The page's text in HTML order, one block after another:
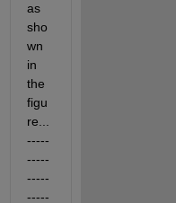
as
sho
wn
in
the
figu
re...
-----
-----
-----
-----